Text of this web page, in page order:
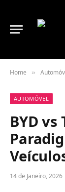
Home »
AUTOMÓVEL
BYD
14 de Janeiro, 2026